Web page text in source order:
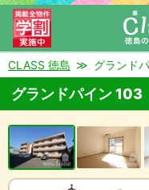
来店予約
CLASS 徳島 グランド
グランドパイン 103